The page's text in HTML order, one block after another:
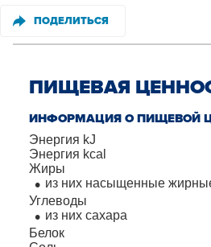
ПОДЕЛИТЬСЯ
ПИЩЕВАЯ
ИНФОРМАЦИЯ О ПИЩЕВОЙ
Энергия kJ
Энергия kcal
Жиры
из них насыщенные
Углеводы
из них сахара
Белок